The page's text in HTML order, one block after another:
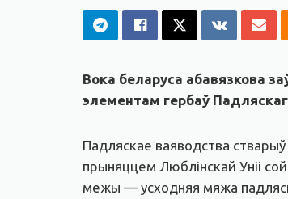
Вока беларуса абавязкова
элементам гербаў
Падляскае ваяводства
прыняццем Люблінскай Уніі
межы — усходняя мяжа